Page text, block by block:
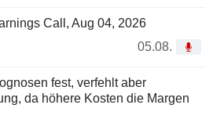
Call, Aug 04, 2026
05.08.
fest, verfehlt aber
da höhere Kosten die Margen